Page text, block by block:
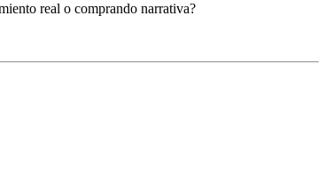
real o comprando narrativa?